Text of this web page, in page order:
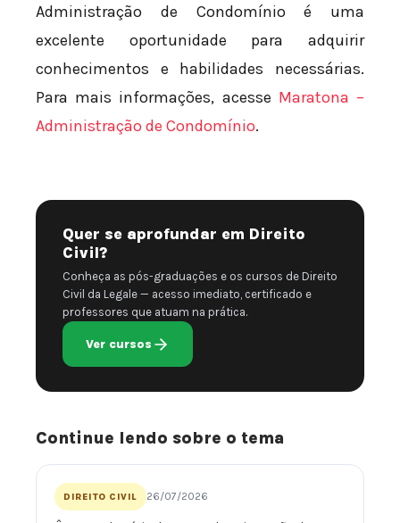
Administração de Condomínio é uma
excelente oportunidade para adquirir
conhecimentos e habilidades necessárias.
Para mais informações, acesse Maratona –
Administração de Condomínio.
Quer se aprofundar em Direito
Civil?
Conheça as pós-graduações e os cursos de Direito
Civil da Legale — acesso imediato, certificado e
professores que atuam na prática.
Ver cursos
Continue lendo sobre o tema
DIREITO CIVIL 26/07/2026